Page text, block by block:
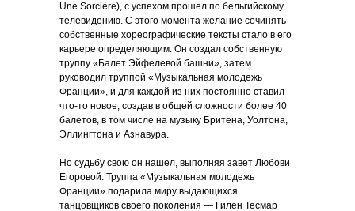
Une Sorcière), с успехом прошел по бельгийскому
телевидению. С этого момента желание сочинять
собственные хореографические тексты стало в его
карьере определяющим. Он создал собственную
труппу «Балет Эйфелевой башни», затем
руководил труппой «Музыкальная молодежь
Франции», и для каждой из них постоянно ставил
что-то новое, создав в общей сложности более 40
балетов, в том числе на музыку Бритена, Уолтона,
Эллингтона и Азнавура.
Но судьбу свою он нашел, выполняя завет Любови
Егоровой. Труппа «Музыкальная молодежь
Франции» подарила миру выдающихся
танцовщиков своего поколения — Гилен Тесмар